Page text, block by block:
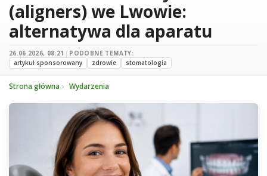
(aligners) we Lwowie:
alternatywa dla aparatu
26.06.2026, 08:21 | PODOBNE TEMATY:
artykuł sponsorowany
zdrowie stomatologia
Strona główna Wydarzenia